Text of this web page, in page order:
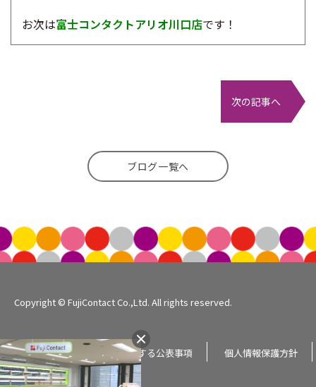
お次は富士コンタクトアリオ川口店です！
ブログ一覧へ
次の記事へ
Copyright © FujiContact Co.,Ltd. All rights reserved.
企業情報 個人情報に関する公表事項
個人情報保護方針
サイトマップ